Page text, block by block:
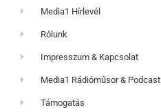
Media1 Hírlevél
Rólunk
Impresszum & Kapcsolat
Media1 Rádióműsor & Podcast
Támogatás